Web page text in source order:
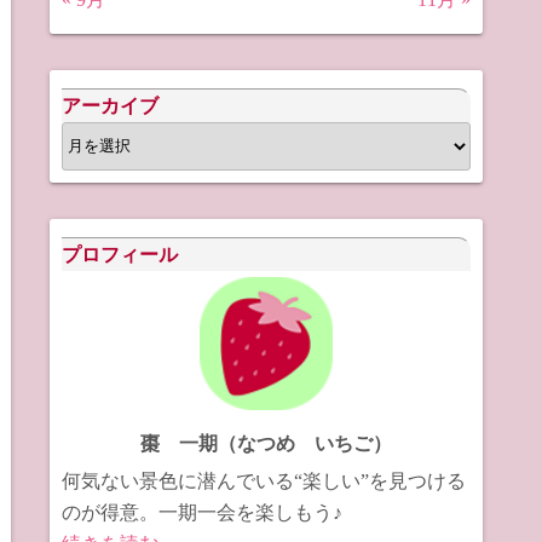
アーカイブ
ア
ー
ブ
プロフィール
棗 一期（なつめ いちご）
何気ない景色に潜んでいる“楽しい”を見つける
のが得意。一期一会を楽しもう♪